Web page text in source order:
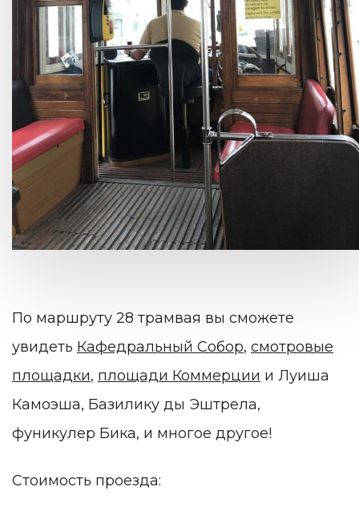
По маршруту 28 трамвая вы сможете
увидеть Кафедральный Собор, смотровые
площадки, площади Коммерции и Луиша
Камоэша, Базилику ды Эштрела,
фуникулер Бика, и многое другое!
Стоимость проезда: